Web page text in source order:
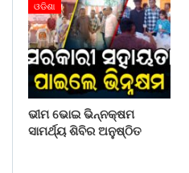
ଓଡିଶା
ଭୀମ ଭୋଇ ଭିନ୍ନକ୍ଷମ
ସାମର୍ଥ୍ୟ ଶିବିର ଅନୁଷ୍ଠିତ